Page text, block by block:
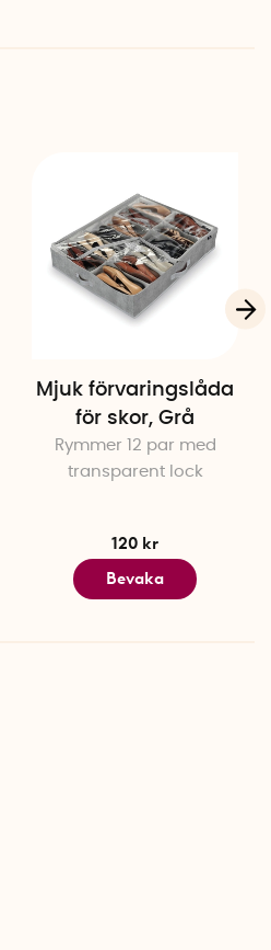
Mjuk förvaringslåda
för skor, Grå
Rymmer 12 par med
transparent lock
120 kr
Bevaka